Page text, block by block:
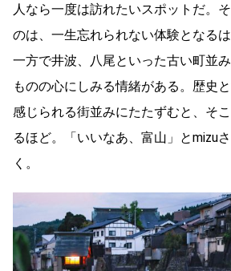
人なら一度は訪れたいスポットだ。
のは、一生忘れられない体験となるは
一方で井波、八尾といった古い町並
ものの心にしみる情緒がある。歴史
感じられる街並みにたたずむと、そ
るほど。「いいなあ、富山」とmizu
く。